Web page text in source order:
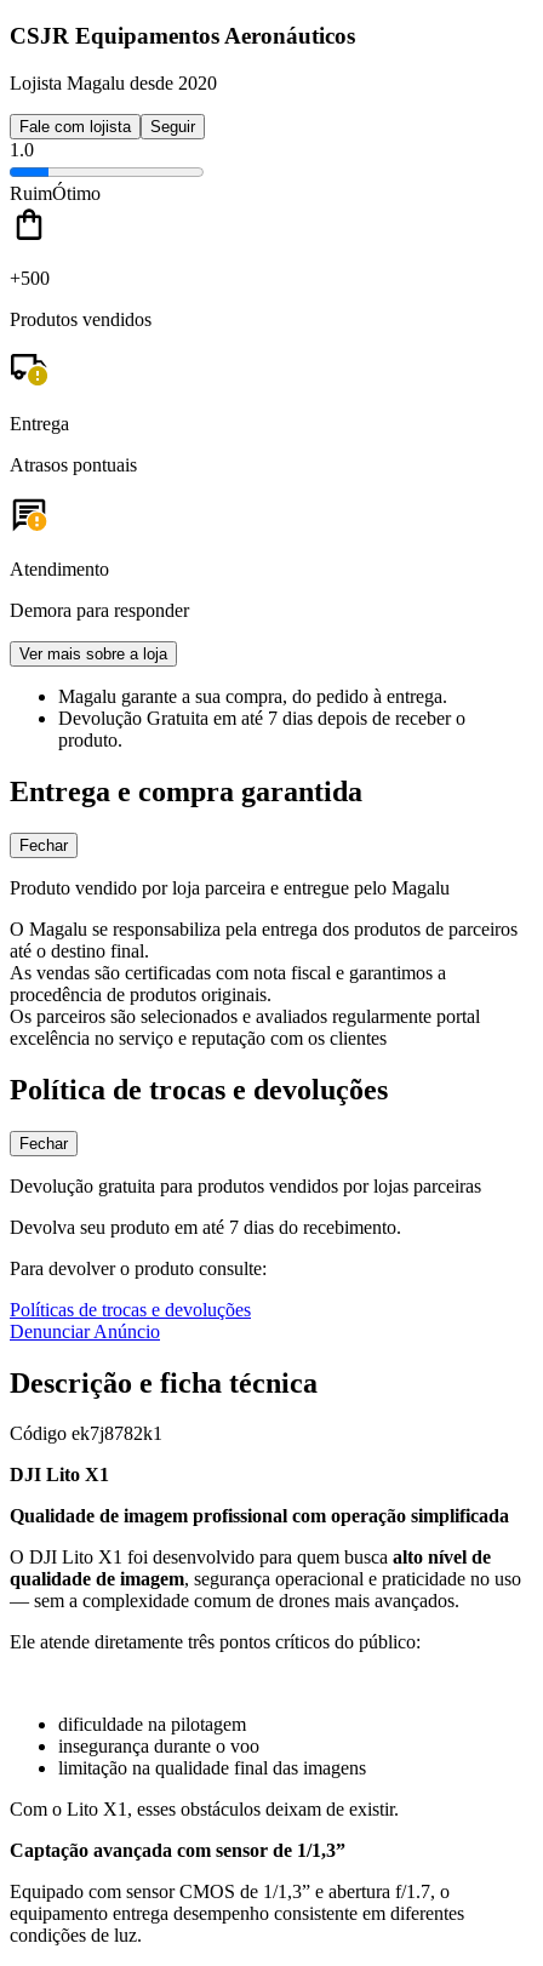
CSJR Equipamentos Aeronáuticos
Lojista Magalu desde 2020
Fale com lojista Seguir
1.0
RuimÓtimo
+500
Produtos vendidos
Entrega
Atrasos pontuais
Atendimento
Demora para responder
Ver mais sobre a loja
Magalu garante a sua compra, do pedido à entrega.
Devolução Gratuita em até 7 dias depois de receber o
produto.
Entrega e compra garantida
Fechar
Produto vendido por loja parceira e entregue pelo Magalu
O Magalu se responsabiliza pela entrega dos produtos de parceiros
até o destino final.
As vendas são certificadas com nota fiscal e garantimos a
procedência de produtos originais.
Os parceiros são selecionados e avaliados regularmente portal
excelência no serviço e reputação com os clientes
Política de trocas e devoluções
Fechar
Devolução gratuita para produtos vendidos por lojas parceiras
Devolva seu produto em até 7 dias do recebimento.
Para devolver o produto consulte:
Políticas de trocas e devoluções
Denunciar Anúncio
Descrição e ficha técnica
Código ek7j8782k1
DJI Lito X1
Qualidade de imagem profissional com operação simplificada
O DJI Lito X1 foi desenvolvido para quem busca alto nível de
qualidade de imagem, segurança operacional e praticidade no uso
— sem a complexidade comum de drones mais avançados.
Ele atende diretamente três pontos críticos do público:
dificuldade na pilotagem
insegurança durante o voo
limitação na qualidade final das imagens
Com o Lito X1, esses obstáculos deixam de existir.
Captação avançada com sensor de 1/1,3”
Equipado com sensor CMOS de 1/1,3” e abertura f/1.7, o
equipamento entrega desempenho consistente em diferentes
condições de luz.